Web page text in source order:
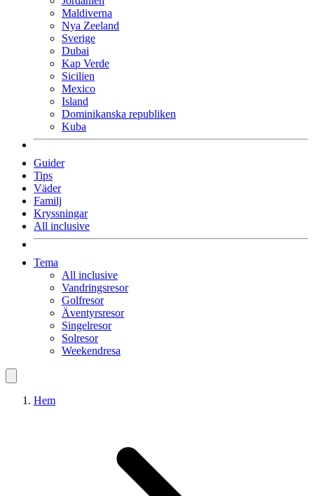
Maldiverna
Nya Zeeland
Sverige
Dubai
Kap Verde
Sicilien
Mexico
Island
Dominikanska republiken
Kuba
Guider
Tips
Väder
Familj
Kryssningar
All inclusive
Tema
All inclusive
Vandringsresor
Golfresor
Äventyrsresor
Singelresor
Solresor
Weekendresa
Hem